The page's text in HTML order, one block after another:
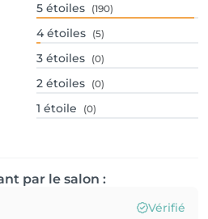
5 étoiles (190)
4 étoiles (5)
3 étoiles (0)
2 étoiles (0)
1 étoile (0)
par le salon :
Vérifié